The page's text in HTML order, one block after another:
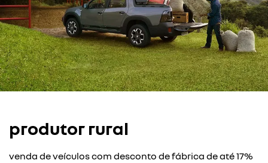
produtor rural
venda de veículos com desconto de fábrica de até 17%